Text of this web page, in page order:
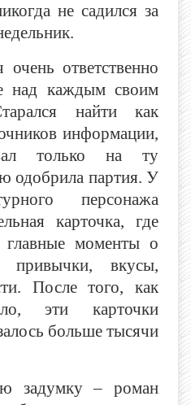
не садился за
ответственно
над каждым своим
найти как
информации,
только на ту
одобрила партия. У
персонажа
карточка, где
главные моменты о
вкусы,
После того, как
эти карточки
больше тысячи
задумку – роман